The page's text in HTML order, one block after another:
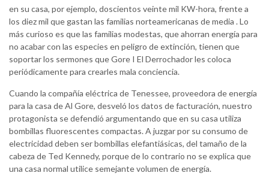
en su casa, por ejemplo, doscientos veinte mil KW-hora, frente a
los diez mil que gastan las familias norteamericanas de media . Lo
más curioso es que las familias modestas, que ahorran energía para
no acabar con las especies en peligro de extinción, tienen que
soportar los sermones que Gore I El Derrochador les coloca
periódicamente para crearles mala conciencia.
Cuando la compañía eléctrica de Tenessee, proveedora de energía
para la casa de Al Gore, desveló los datos de facturación, nuestro
protagonista se defendió argumentando que en su casa utiliza
bombillas fluorescentes compactas. A juzgar por su consumo de
electricidad deben ser bombillas elefantiásicas, del tamaño de la
cabeza de Ted Kennedy, porque de lo contrario no se explica que
una casa normal utilice semejante volumen de energía.